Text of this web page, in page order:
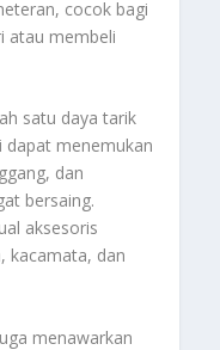
cocok bagi
atau membeli
satu daya tarik
dapat menemukan
dan
bersaing.
aksesoris
kacamata, dan
menawarkan